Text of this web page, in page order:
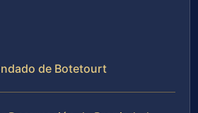
de Botetourt